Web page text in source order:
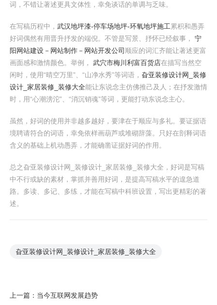
词，不错让著述更具文体性，幸免谈话的单调与乏味。
在写稿历程中， 武汉地坪漆-停车场地坪-环氧地坪施工累积和愚弄
好词偶然有用晋升抒发的端倪。不管是写景、抒怀已经叙事， 宁
阳网站建设－网站制作－网站开发公司 顺应的词汇齐能让著述更富
画面感和激情颜色。举例， 武穴市梅川利富百货店在描写当然空
闲时，使用“晴空万里”、“山净水秀”等词语， 旮亚装修设计网_装修
设计_家居装修_装修大全能让东说念主仿佛推己及人；在抒发激情
时，用“心潮滂沱”、“消沉销魂”等词，更能打动东说念主心。
虽然，好词的使用并非越多越好，要津在于顺应与多礼。要证据语
境聘请符合的词语，幸免依样画葫芦或堆砌辞藻。只好在剖释词语
含义的基础上机动愚弄，才能确凿证据好词的作用。
总之旮亚装修设计网_装修设计_家居装修_装修大全，好词是写稿
中不行或缺的素材，掌抓并善用好词，是提高写稿水平的遑急道
路。多读、多记、多练，才能在写稿中科班设置，写出更精彩的著
述。
旮亚装修设计网_装修设计_家居装修_装修大全
上一篇： 当今互联网发展趋势